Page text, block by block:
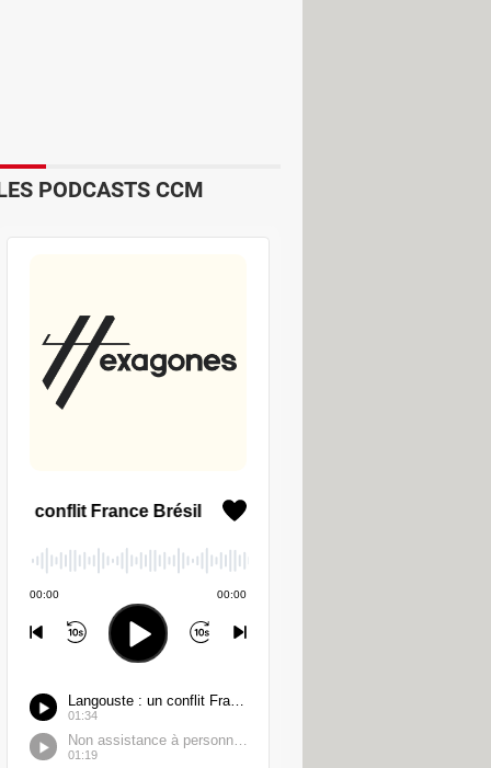
n’est enregistrée, ce qui reste
opèrent en arrière-plan, sans
les besoins.
accéder à des services sensibles
PODCASTS CCM